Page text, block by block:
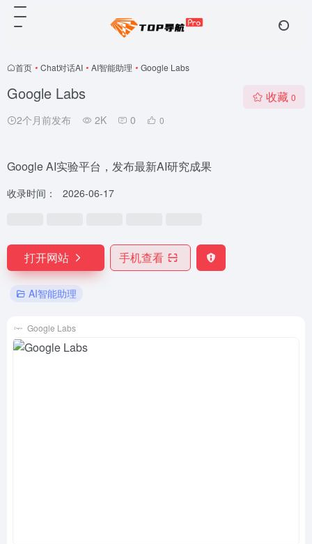
首页 • Chat对话AI • AI智能助理 • Google Labs
Google Labs
2个月前发布 2K 0 0
收藏 0
Google AI实验平台，发布最新AI研究成果
收录时间： 2026-06-17
打开网站 手机查看
AI智能助理
Google Labs